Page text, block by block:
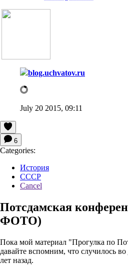
blog.uchvatov.ru
July 20 2015, 09:11
6
Categories:
История
СССР
Cancel
Потсдамская
ФОТО)
Пока мой материал "Прогулка по
давайте вспомним, что случилось
лет назад.